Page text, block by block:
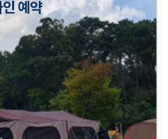
안점 점검의 날 변경 안내
) 미운영 공지
예약